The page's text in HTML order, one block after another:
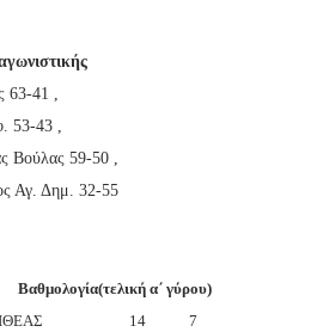
63-41 ,
53-43 ,
Βούλας 59-50 ,
Αγ. Δημ. 32-55
α΄ γύρου)
ΚΑΛΛΙΘΕΑΣ 14 7